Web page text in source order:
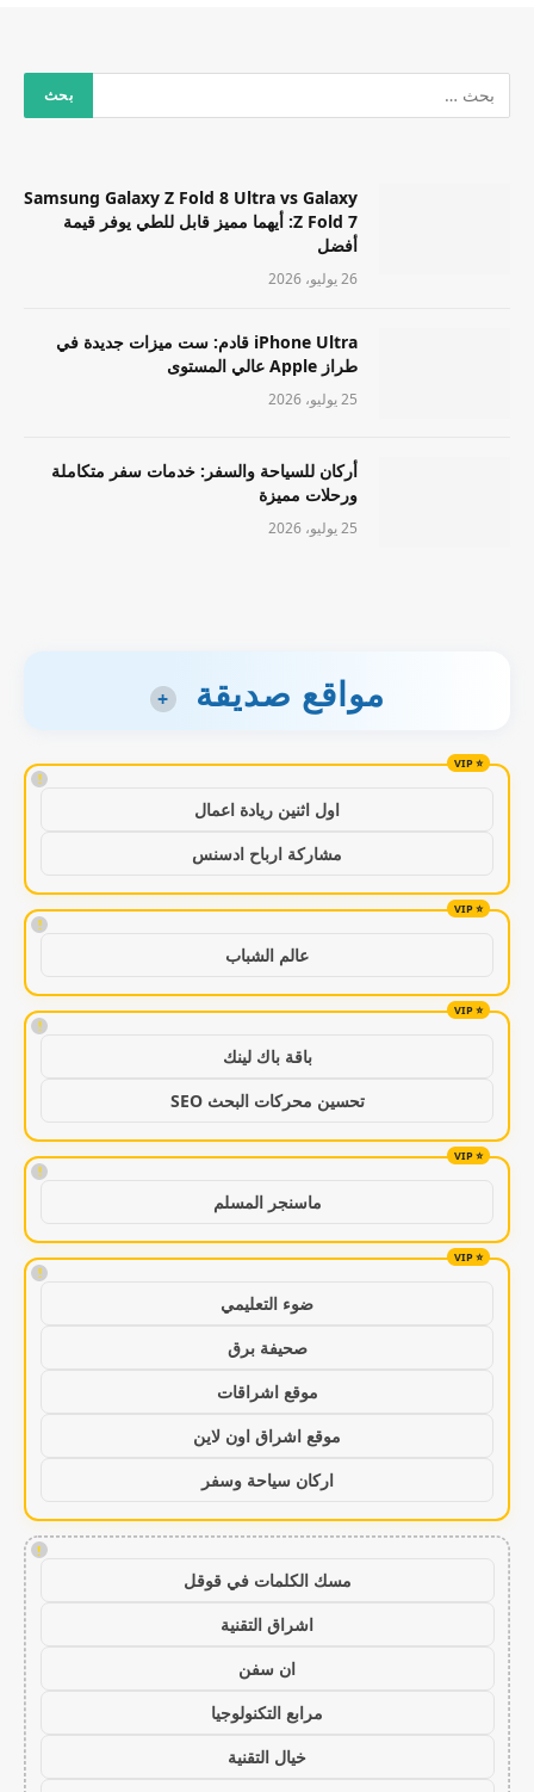
Samsung Galaxy Z Fold 8 Ultra vs Galaxy
Z Fold 7: أيهما مميز قابل للطي يوفر قيمة
أفضل
26 يوليو، 2026
iPhone Ultra قادم: ست ميزات جديدة في
طراز Apple عالي المستوى
25 يوليو، 2026
أركان للسياحة والسفر: خدمات سفر متكاملة
ورحلات مميزة
25 يوليو، 2026
مواقع صديقة +
!
اول اثنين ريادة اعمال
مشاركة ارباح ادسنس
!
عالم الشباب
!
باقة باك لينك
تحسين محركات البحث SEO
!
ماسنجر المسلم
!
ضوء التعليمي
صحيفة برق
موقع اشراقات
موقع اشراق اون لاين
اركان سياحة وسفر
!
مسك الكلمات في قوقل
اشراق التقنية
ان سفن
مرابع التكنولوجيا
خيال التقنية